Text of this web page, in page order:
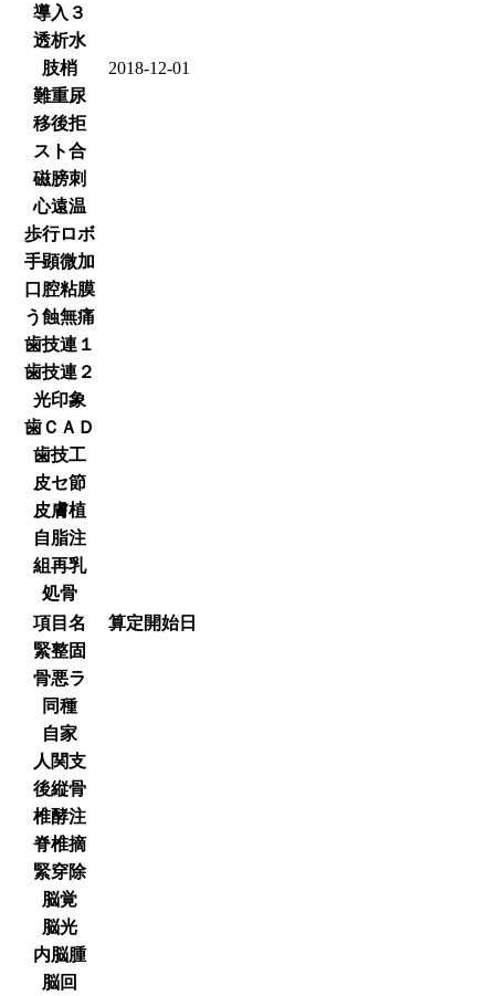
導入３
透析水
肢梢
2018-12-01
難重尿
移後拒
スト合
磁膀刺
心遠温
歩行ロボ
手顕微加
口腔粘膜
う蝕無痛
歯技連１
歯技連２
光印象
歯ＣＡＤ
歯技工
皮セ節
皮膚植
自脂注
組再乳
処骨
項目名
算定開始日
緊整固
骨悪ラ
同種
自家
人関支
後縦骨
椎酵注
脊椎摘
緊穿除
脳覚
脳光
内脳腫
脳回